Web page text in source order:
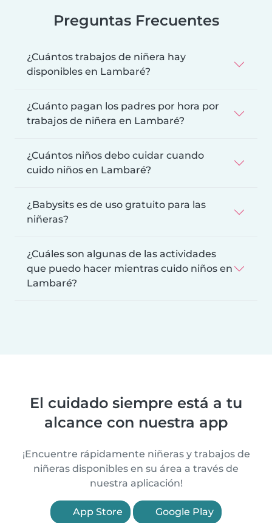
Preguntas Frecuentes
¿Cuántos trabajos de niñera hay
disponibles en Lambaré?
¿Cuánto pagan los padres por hora por
trabajos de niñera en Lambaré?
¿Cuántos niños debo cuidar cuando
cuido niños en Lambaré?
¿Babysits es de uso gratuito para las
niñeras?
¿Cuáles son algunas de las actividades
que puedo hacer mientras cuido niños en
Lambaré?
El cuidado siempre está a tu
alcance con nuestra app
¡Encuentre rápidamente niñeras y trabajos de
niñeras disponibles en su área a través de
nuestra aplicación!
App Store Google Play